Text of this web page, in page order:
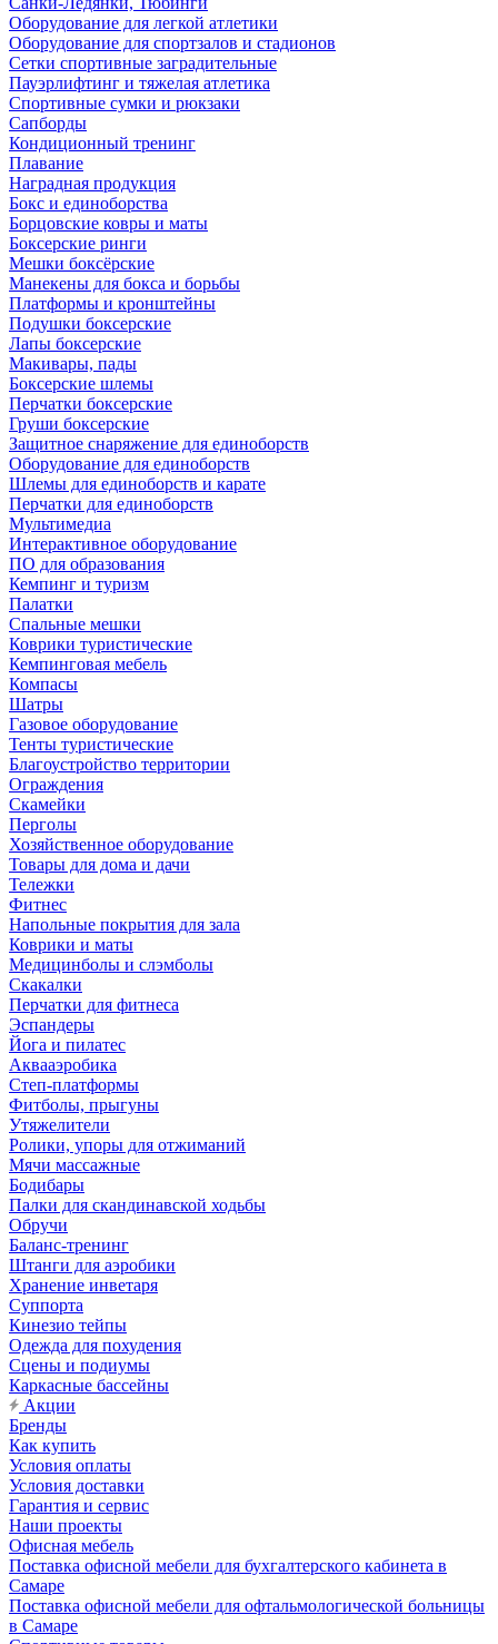
Оборудование для легкой атлетики
Оборудование для спортзалов и стадионов
Сетки спортивные заградительные
Пауэрлифтинг и тяжелая атлетика
Спортивные сумки и рюкзаки
Сапборды
Кондиционный тренинг
Плавание
Наградная продукция
Бокс и единоборства
Борцовские ковры и маты
Боксерские ринги
Мешки боксёрские
Манекены для бокса и борьбы
Платформы и кронштейны
Подушки боксерские
Лапы боксерские
Макивары, пады
Боксерские шлемы
Перчатки боксерские
Груши боксерские
Защитное снаряжение для единоборств
Оборудование для единоборств
Шлемы для единоборств и карате
Перчатки для единоборств
Мультимедиа
Интерактивное оборудование
ПО для образования
Кемпинг и туризм
Палатки
Спальные мешки
Коврики туристические
Кемпинговая мебель
Компасы
Шатры
Газовое оборудование
Тенты туристические
Благоустройство территории
Ограждения
Скамейки
Перголы
Хозяйственное оборудование
Товары для дома и дачи
Тележки
Фитнес
Напольные покрытия для зала
Коврики и маты
Медицинболы и слэмболы
Скакалки
Перчатки для фитнеса
Эспандеры
Йога и пилатес
Аквааэробика
Степ-платформы
Фитболы, прыгуны
Утяжелители
Ролики, упоры для отжиманий
Мячи массажные
Бодибары
Палки для скандинавской ходьбы
Обручи
Баланс-тренинг
Штанги для аэробики
Хранение инветаря
Суппорта
Кинезио тейпы
Одежда для похудения
Сцены и подиумы
Каркасные бассейны
Акции
Бренды
Как купить
Условия оплаты
Условия доставки
Гарантия и сервис
Наши проекты
Офисная мебель
Поставка офисной мебели для бухгалтерского кабинета в
Самаре
Поставка офисной мебели для офтальмологической больницы
в Самаре